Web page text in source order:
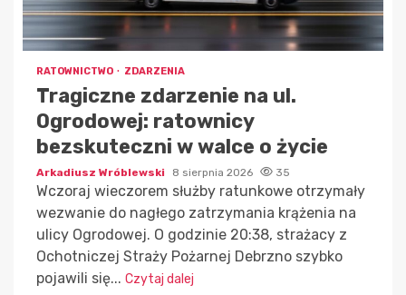
RATOWNICTWO ZDARZENIA
Tragiczne zdarzenie na ul.
Ogrodowej: ratownicy
bezskuteczni w walce o życie
Arkadiusz Wróblewski 8 sierpnia 2026 35
Wczoraj wieczorem służby ratunkowe otrzymały
wezwanie do nagłego zatrzymania krążenia na
ulicy Ogrodowej. O godzinie 20:38, strażacy z
Ochotniczej Straży Pożarnej Debrzno szybko
pojawili się... Czytaj dalej